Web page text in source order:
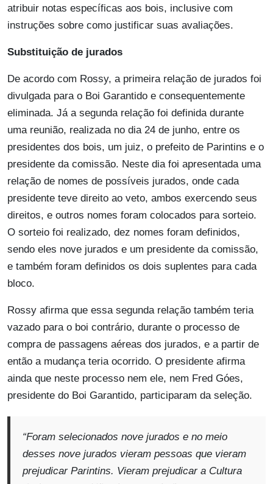
atribuir notas específicas aos bois, inclusive com
instruções sobre como justificar suas avaliações.
Substituição de jurados
De acordo com Rossy, a primeira relação de jurados foi
divulgada para o Boi Garantido e consequentemente
eliminada. Já a segunda relação foi definida durante
uma reunião, realizada no dia 24 de junho, entre os
presidentes dos bois, um juiz, o prefeito de Parintins e o
presidente da comissão. Neste dia foi apresentada uma
relação de nomes de possíveis jurados, onde cada
presidente teve direito ao veto, ambos exercendo seus
direitos, e outros nomes foram colocados para sorteio.
O sorteio foi realizado, dez nomes foram definidos,
sendo eles nove jurados e um presidente da comissão,
e também foram definidos os dois suplentes para cada
bloco.
Rossy afirma que essa segunda relação também teria
vazado para o boi contrário, durante o processo de
compra de passagens aéreas dos jurados, e a partir de
então a mudança teria ocorrido. O presidente afirma
ainda que neste processo nem ele, nem Fred Góes,
presidente do Boi Garantido, participaram da seleção.
“Foram selecionados nove jurados e no meio
desses nove jurados vieram pessoas que vieram
prejudicar Parintins. Vieram prejudicar a Cultura